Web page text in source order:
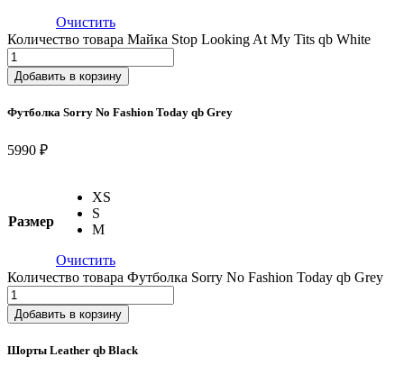
Очистить
Количество товара Майка Stop Looking At My Tits qb White
Добавить в корзину
Футболка Sorry No Fashion Today qb Grey
5990 ₽
Размер
XS
S
M
Очистить
Количество товара Футболка Sorry No Fashion Today qb Grey
Добавить в корзину
Шорты Leather qb Black